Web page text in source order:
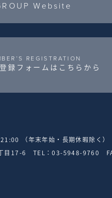
Website
REGISTRATION
録フォームはこちらから
（年末年始・長期休暇除く）
目17-6 TEL：03-5948-9760